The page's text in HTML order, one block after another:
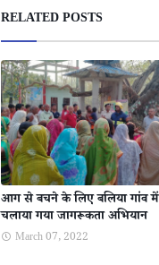
RELATED POSTS
आग से बचने के लिए बलिया गांव में
चलाया गया जागरूकता अभियान
March 07, 2022